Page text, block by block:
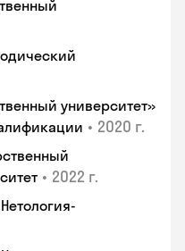
университет»
• 2020 г.
• 2022 г.